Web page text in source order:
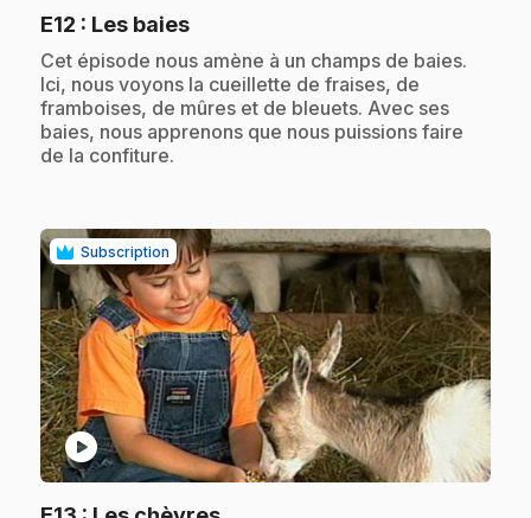
E12 : Les baies.
.Cet épisode nous amène à un champs de baies.
Ici, nous voyons la cueillette de fraises, de
framboises, de mûres et de bleuets. Avec ses
baies, nous apprenons que nous puissions faire
de la confiture.
Subscription
play_circle